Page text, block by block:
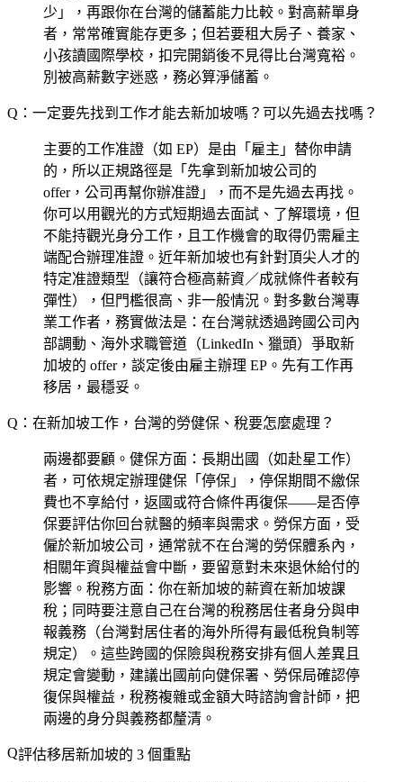
少」，再跟你在台灣的儲蓄能力比較。對高薪單身
者，常常確實能存更多；但若要租大房子、養家、
小孩讀國際學校，扣完開銷後不見得比台灣寬裕。
別被高薪數字迷惑，務必算淨儲蓄。
Q：一定要先找到工作才能去新加坡嗎？可以先過去找嗎？
主要的工作准證（如 EP）是由「雇主」替你申請
的，所以正規路徑是「先拿到新加坡公司的
offer，公司再幫你辦准證」，而不是先過去再找。
你可以用觀光的方式短期過去面試、了解環境，但
不能持觀光身分工作，且工作機會的取得仍需雇主
端配合辦理准證。近年新加坡也有針對頂尖人才的
特定准證類型（讓符合極高薪資／成就條件者較有
彈性），但門檻很高、非一般情況。對多數台灣專
業工作者，務實做法是：在台灣就透過跨國公司內
部調動、海外求職管道（LinkedIn、獵頭）爭取新
加坡的 offer，談定後由雇主辦理 EP。先有工作再
移居，最穩妥。
Q：在新加坡工作，台灣的勞健保、稅要怎麼處理？
兩邊都要顧。健保方面：長期出國（如赴星工作）
者，可依規定辦理健保「停保」，停保期間不繳保
費也不享給付，返國或符合條件再復保——是否停
保要評估你回台就醫的頻率與需求。勞保方面，受
僱於新加坡公司，通常就不在台灣的勞保體系內，
相關年資與權益會中斷，要留意對未來退休給付的
影響。稅務方面：你在新加坡的薪資在新加坡課
稅；同時要注意自己在台灣的稅務居住者身分與申
報義務（台灣對居住者的海外所得有最低稅負制等
規定）。這些跨國的保險與稅務安排有個人差異且
規定會變動，建議出國前向健保署、勞保局確認停
復保與權益，稅務複雜或金額大時諮詢會計師，把
兩邊的身分與義務都釐清。
評估移居新加坡的 3 個重點